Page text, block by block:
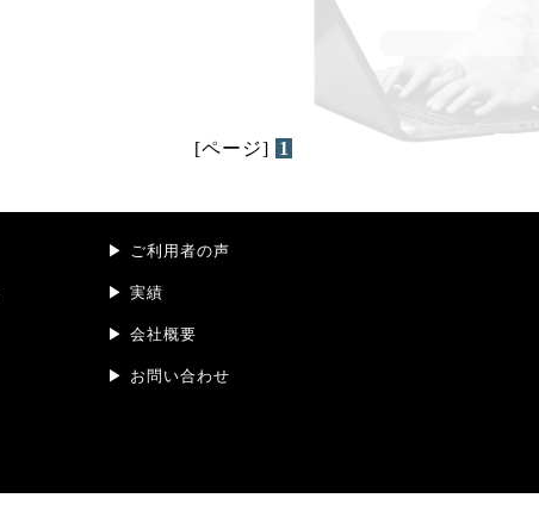
[ページ] 1
ご利用者の声
実績
会社概要
お問い合わせ